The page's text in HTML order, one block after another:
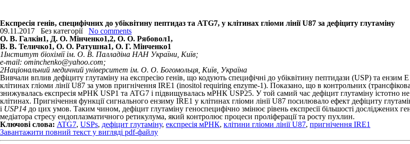
Експресія генів, специфічних до убіквітину пептидаз та ATG7, у клітинах гліоми лінії U87 за дефіциту глутаміну
09.11.2017
Без категорії
No comments
О. В. Галкін1, Д. O. Мінченко1,2, О. О. Рябовол1,
В. В. Теличко1, О. О. Ратушна1, O. Г. Мінченко1
1Інститут біохімії ім. О. В. Палладіна НАН України, Київ;
e-mail: ominchenko@yahoo.com;
2Національний медичний університет ім. О. О. Богомольця, Київ, Україна
Вивчали вплив дефіциту глутаміну на експресію генів, що кодують специфічні до убіквітину пептидази (USP) та ензим
клітинах гліоми лінії U87 за умов пригнічення IRE1 (inositol requiring enzyme-1). Показано, що в контрольних
знижувалась експресія мРНК USP1 та ATG7 і підвищувалась мРНК USP25. У той самий час дефіцит глутаміну істотно не
клітинах. Пригнічення функції сигнального ензиму IRE1 у клітинах гліоми лінії U87 посилювало ефект дефіциту
і USP14 до цих умов. Таким чином, дефіцит глутаміну геноспецифічно змінює рівень експресії більшості досліджених
медіатора стресу ендоплазматичного ретикулума, який контролює процеси проліферації та росту пухлин.
Ключові слова: ATG7, USPs, дефіцит глутаміну, експресія мРНК, клітини гліоми лінії U87, пригнічення IRE1
Завантажити повний текст у вигляді pdf-файлу